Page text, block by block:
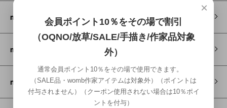
montbell
my little cozmo
newbalance
×
会員ポイント10％をその場で割引
（OQNO/放草/SALE/手描き/作家品対象
外）
通常会員ポイント10％をその場で使用できます。
（SALE品・womb作家アイテムは対象外）（ポイントは
付与されません）（クーポン使用されない場合は10％ポイ
ントを付与）